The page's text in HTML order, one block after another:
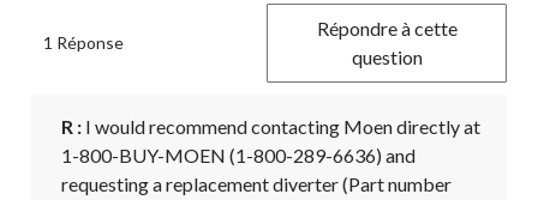
1 Réponse
Répondre à cette
question
R : I would recommend contacting Moen directly at
1-800-BUY-MOEN (1-800-289-6636) and
requesting a replacement diverter (Part number